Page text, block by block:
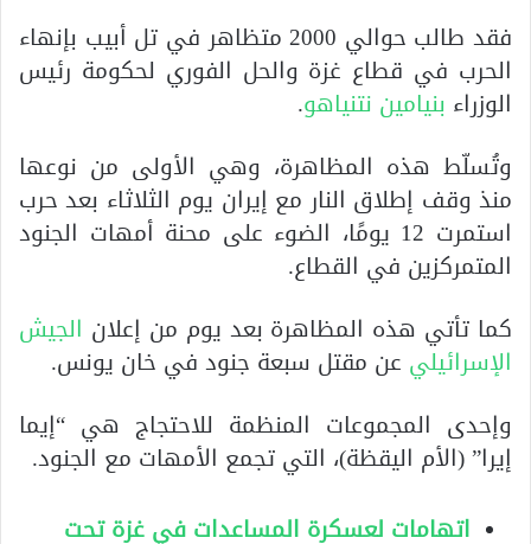
فقد طالب حوالي 2000 متظاهر في تل أبيب بإنهاء
الحرب في قطاع غزة والحل الفوري لحكومة رئيس
الوزراء بنيامين نتنياهو.
وتُسلّط هذه المظاهرة، وهي الأولى من نوعها
منذ وقف إطلاق النار مع إيران يوم الثلاثاء بعد حرب
استمرت 12 يومًا، الضوء على محنة أمهات الجنود
المتمركزين في القطاع.
كما تأتي هذه المظاهرة بعد يوم من إعلان الجيش
الإسرائيلي عن مقتل سبعة جنود في خان يونس.
وإحدى المجموعات المنظمة للاحتجاج هي “إيما
إيرا” (الأم اليقظة)، التي تجمع الأمهات مع الجنود.
اتهامات لعسكرة المساعدات في غزة تحت